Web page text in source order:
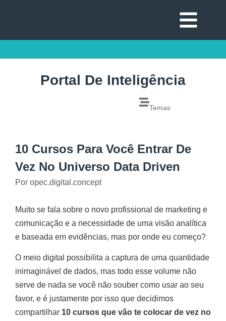
Portal De Inteligência
Temas
10 Cursos Para Você Entrar De
Vez No Universo Data Driven
Por opec.digital.concept
Muito se fala sobre o novo profissional de marketing e
comunicação e a necessidade de uma visão analítica
e baseada em evidências, mas por onde eu começo?
O meio digital possibilita a captura de uma quantidade
inimaginável de dados, mas todo esse volume não
serve de nada se você não souber como usar ao seu
favor, e é justamente por isso que decidimos
compartilhar 10 cursos que vão te colocar de vez no